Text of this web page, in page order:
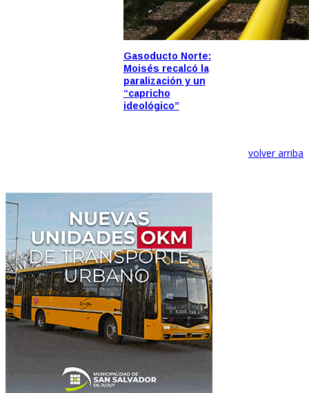
Gasoducto Norte:
Moisés recalcó la
paralización y un
“capricho
ideológico”
volver arriba